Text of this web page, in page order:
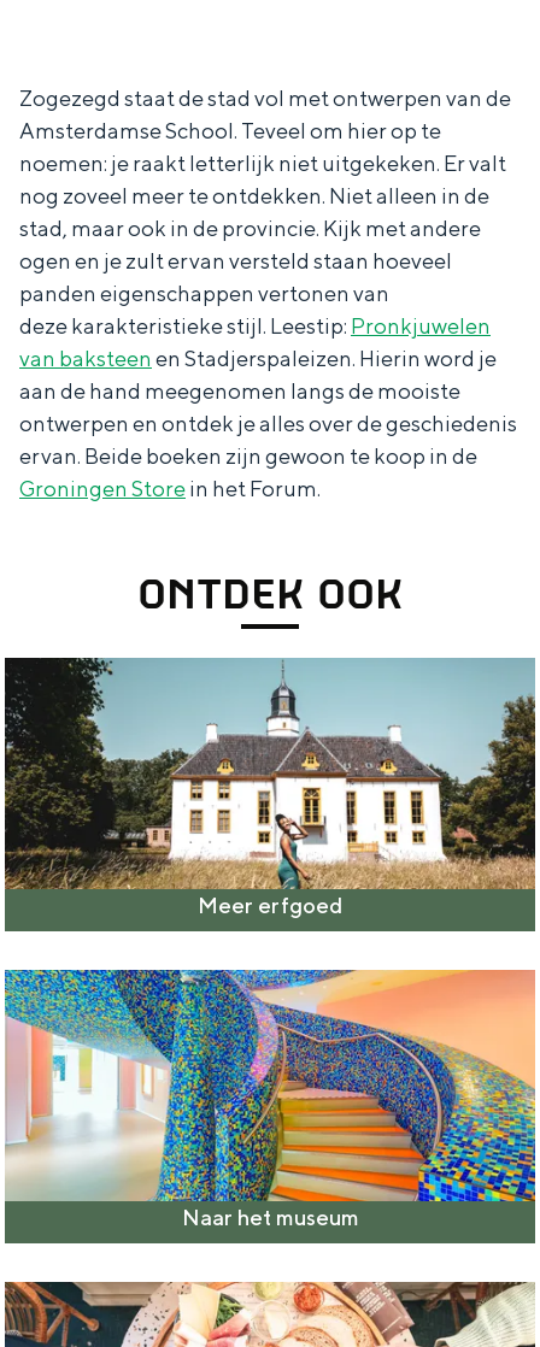
Zogezegd staat de stad vol met ontwerpen van de
Amsterdamse School. Teveel om hier op te
noemen: je raakt letterlijk niet uitgekeken. Er valt
nog zoveel meer te ontdekken. Niet alleen in de
stad, maar ook in de provincie. Kijk met andere
ogen en je zult ervan versteld staan hoeveel
panden eigenschappen vertonen van
deze karakteristieke stijl. Leestip: Pronkjuwelen
van baksteen en Stadjerspaleizen. Hierin word je
aan de hand meegenomen langs de mooiste
ontwerpen en ontdek je alles over de geschiedenis
ervan. Beide boeken zijn gewoon te koop in de
Groningen Storein het Forum.
ONTDEK OOK
Meer erfgoed
Naar het museum